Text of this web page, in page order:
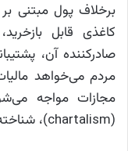
برخلاف پول مبتنی
کاغذی قابل
صادرکننده آن،
مردم می‌خواهد
مجازات مواجه
(chartalism)، شناخته می‌شود.